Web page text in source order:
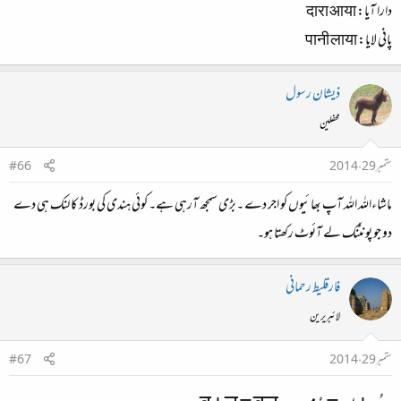
دارا آیا: दारा आया
پانی لایا: पानी लाया
ذیشان رسول
محفلین
ستمبر 29، 2014
#66
ماشاءاللہ اللہ آپ بھائیوں کو اجر دے ۔بڑی سمجھ آرہی ہے۔ کوئی ہندی کی بورڈ کا لنک ہی دے
دو جو پونٹنک لے آئوٹ رکھتا ہو۔
فارقلیط رحمانی
لائبریرین
ستمبر 29، 2014
#67